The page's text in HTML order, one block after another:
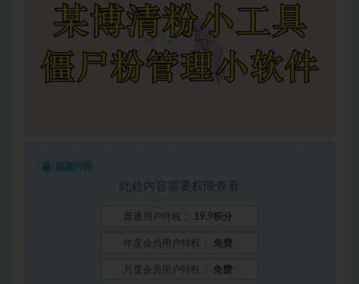
隐藏内容
此处内容需要权限查看
普通用户特权： 19.9积分
年度会员用户特权： 免费
月度会员用户特权： 免费